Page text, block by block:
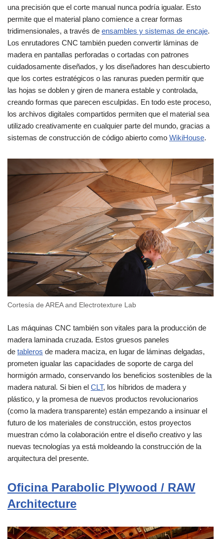
una precisión que el corte manual nunca podría igualar. Esto
permite que el material plano comience a crear formas
tridimensionales, a través de ensambles y sistemas de encaje.
Los enrutadores CNC también pueden convertir láminas de
madera en pantallas perforadas o cortadas con patrones
cuidadosamente diseñados, y los diseñadores han descubierto
que los cortes estratégicos o las ranuras pueden permitir que
las hojas se doblen y giren de manera estable y controlada,
creando formas que parecen esculpidas. En todo este proceso,
los archivos digitales compartidos permiten que el material sea
utilizado creativamente en cualquier parte del mundo, gracias a
sistemas de construcción de código abierto como WikiHouse.
Cortesía de AREA and Electrotexture Lab
Las máquinas CNC también son vitales para la producción de
madera laminada cruzada. Estos gruesos paneles
de tableros de madera maciza, en lugar de láminas delgadas,
prometen igualar las capacidades de soporte de carga del
hormigón armado, conservando los beneficios sostenibles de la
madera natural. Si bien el CLT, los híbridos de madera y
plástico, y la promesa de nuevos productos revolucionarios
(como la madera transparente) están empezando a insinuar el
futuro de los materiales de construcción, estos proyectos
muestran cómo la colaboración entre el diseño creativo y las
nuevas tecnologías ya está moldeando la construcción de la
arquitectura del presente.
Oficina Parabolic Plywood / RAW
Architecture